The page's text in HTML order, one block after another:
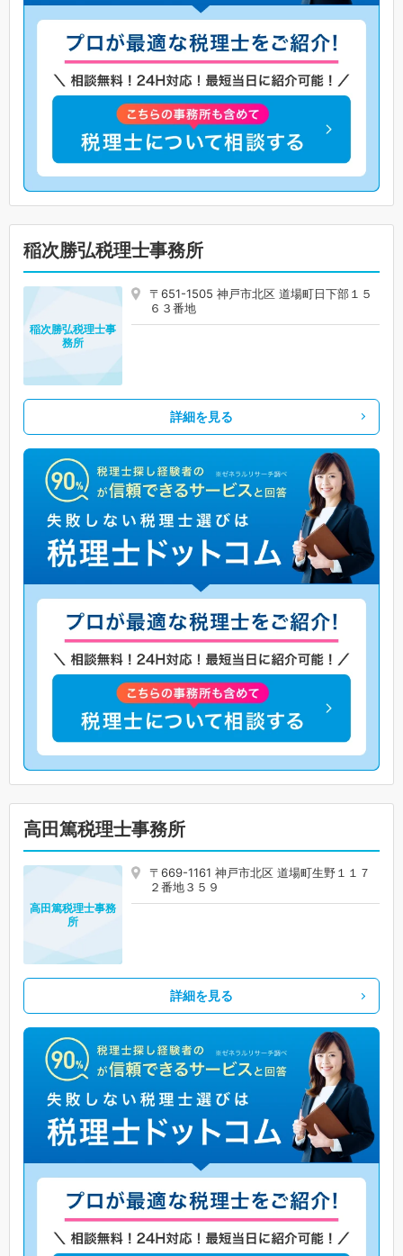
稲次勝弘税理士事務所
〒651-1505 神戸市北区 道場町日下部１５
６３番地
稲次勝弘税理士事
務所
詳細を見る
高田篤税理士事務所
〒669-1161 神戸市北区 道場町生野１１７
２番地３５９
高田篤税理士事務
所
詳細を見る